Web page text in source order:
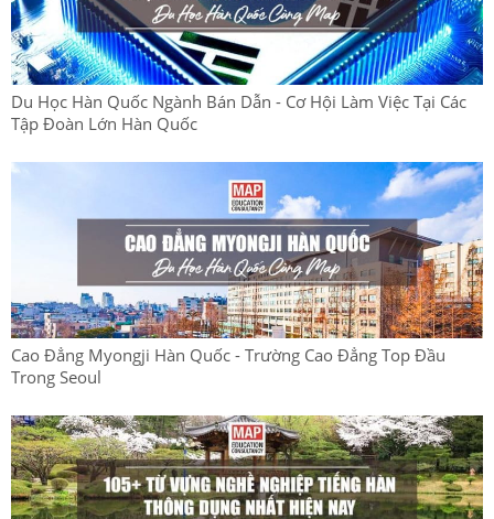
Du Học Hàn Quốc Ngành Bán Dẫn - Cơ Hội Làm Việc Tại Các
Tập Đoàn Lớn Hàn Quốc
Cao Đẳng Myongji Hàn Quốc - Trường Cao Đẳng Top Đầu
Trong Seoul